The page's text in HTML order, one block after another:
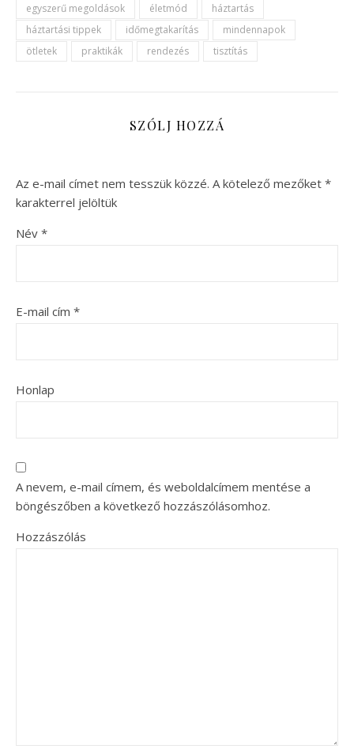
egyszerű megoldások életmód
háztartás
háztartási tippek
időmegtakarítás
mindennapok
ötletek
praktikák rendezés tisztítás
SZÓLJ HOZZÁ
Az e-mail címet nem tesszük közzé. A kötelező mezőket *
karakterrel jelöltük
Név *
E-mail cím *
Honlap
A nevem, e-mail címem, és weboldalcímem mentése a
böngészőben a következő hozzászólásomhoz.
Hozzászólás